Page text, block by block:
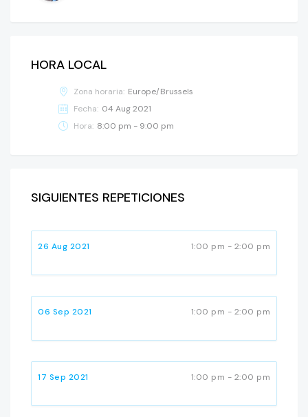
HORA LOCAL
Zona horaria: Europe/Brussels
Fecha: 04 Aug 2021
Hora: 8:00 pm - 9:00 pm
SIGUIENTES REPETICIONES
26 Aug 2021 1:00 pm - 2:00 pm
06 Sep 2021 1:00 pm - 2:00 pm
17 Sep 2021 1:00 pm - 2:00 pm